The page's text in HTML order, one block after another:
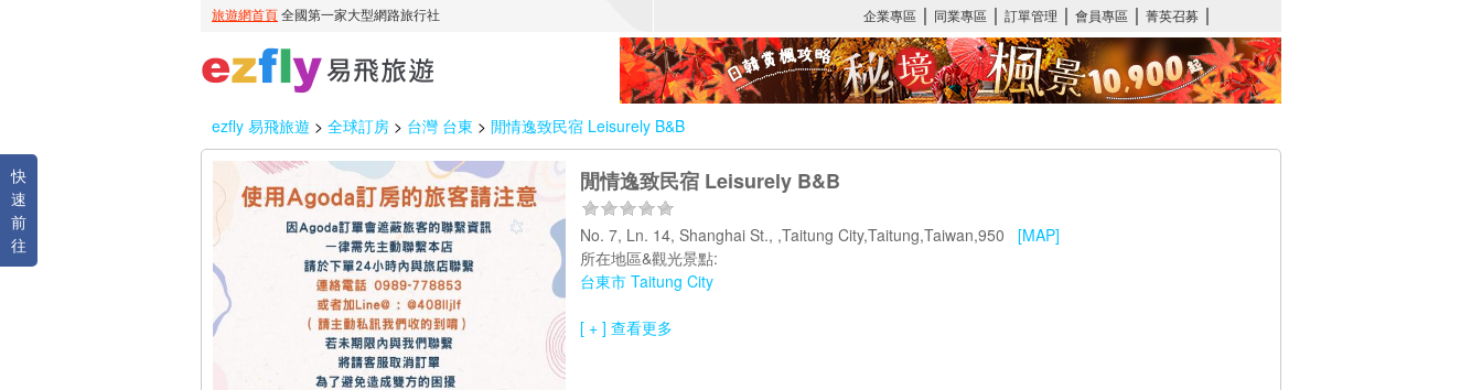
ezfly 易飛旅遊 > 全球訂房 > 台灣 台東 > 閒情逸致民宿 Leisurely B&B
快
速
前
往
閒情逸致民宿 Leisurely B&B
No. 7, Ln. 14, Shanghai St., ,Taitung City,Taitung,Taiwan,950 [MAP]
所在地區&觀光景點:
台東市 Taitung City
[ + ] 查看更多